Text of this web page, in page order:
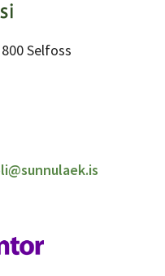
Selfoss